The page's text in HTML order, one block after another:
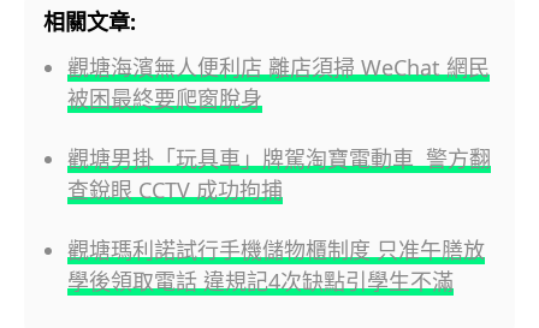
相關文章:
觀塘海濱無人便利店 離店須掃 WeChat 網民
被困最終要爬窗脫身
觀塘男掛「玩具車」牌駕淘寶電動車 警方翻
查銳眼 CCTV 成功拘捕
觀塘瑪利諾試行手機儲物櫃制度 只准午膳放
學後領取電話 違規記4次缺點引學生不滿